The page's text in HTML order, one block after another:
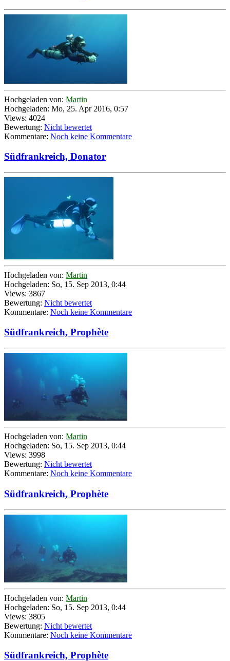
Hochgeladen von: Martin
Hochgeladen: Mo, 25. Apr 2016, 0:57
Views: 4024
Bewertung: Nicht bewertet
Kommentare: Noch keine Kommentare
Südfrankreich, Donator
Hochgeladen von: Martin
Hochgeladen: So, 15. Sep 2013, 0:44
Views: 3867
Bewertung: Nicht bewertet
Kommentare: Noch keine Kommentare
Südfrankreich, Prophète
Hochgeladen von: Martin
Hochgeladen: So, 15. Sep 2013, 0:44
Views: 3998
Bewertung: Nicht bewertet
Kommentare: Noch keine Kommentare
Südfrankreich, Prophète
Hochgeladen von: Martin
Hochgeladen: So, 15. Sep 2013, 0:44
Views: 3805
Bewertung: Nicht bewertet
Kommentare: Noch keine Kommentare
Südfrankreich, Prophète